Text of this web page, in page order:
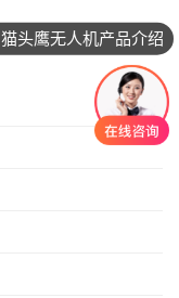
猫头鹰无人机产品介绍